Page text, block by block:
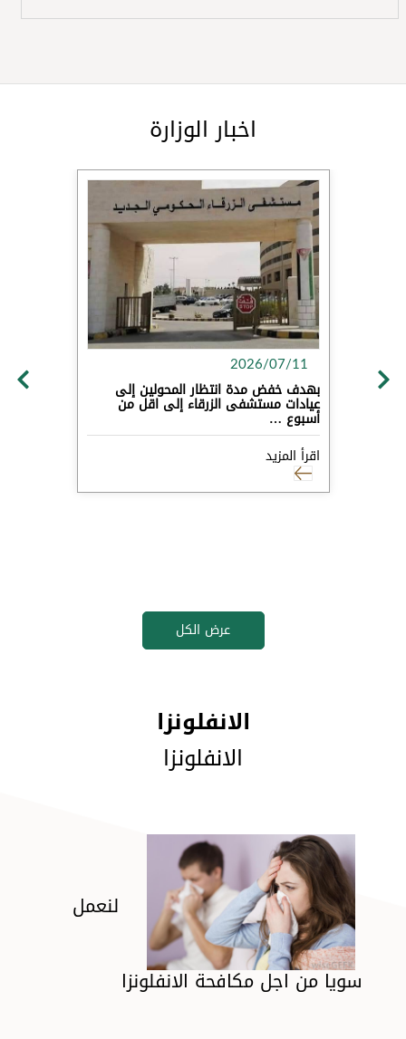
اخبار الوزارة
2026/07/11
بهدف خفض مدة انتظار المحولين إلى
عيادات مستشفى الزرقاء إلى اقل من
أسبوع …
اقرأ المزيد
عرض الكل
الانفلونزا
الانفلونزا
لنعمل
سويا من اجل مكافحة الانفلونزا